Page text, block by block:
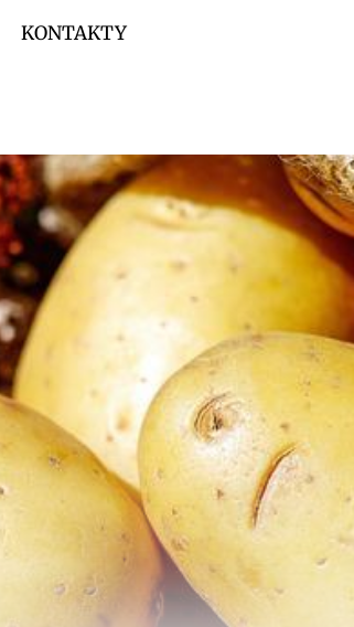
KONTAKTY